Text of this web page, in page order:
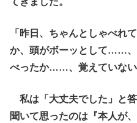
「昨日、ちゃんとしゃべ
か、頭がボーッとして……、
べったか……、覚えていない
私は「大丈夫でした」と
聞いて思ったのは『本人が